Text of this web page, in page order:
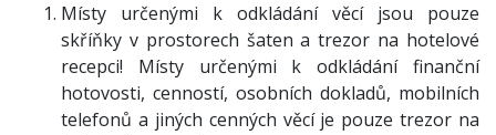
Místy určenými k odkládání věcí jsou pouze
skříňky v prostorech šaten a trezor na hotelové
recepci! Místy určenými k odkládání finanční
hotovosti, cenností, osobních dokladů, mobilních
telefonů a jiných cenných věcí je pouze trezor na